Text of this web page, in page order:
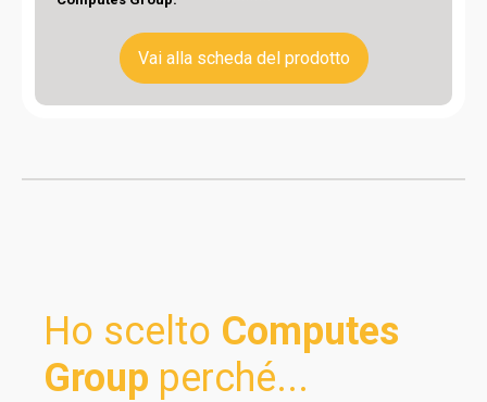
Vai alla scheda del prodotto
Ho scelto Computes
Group perché...